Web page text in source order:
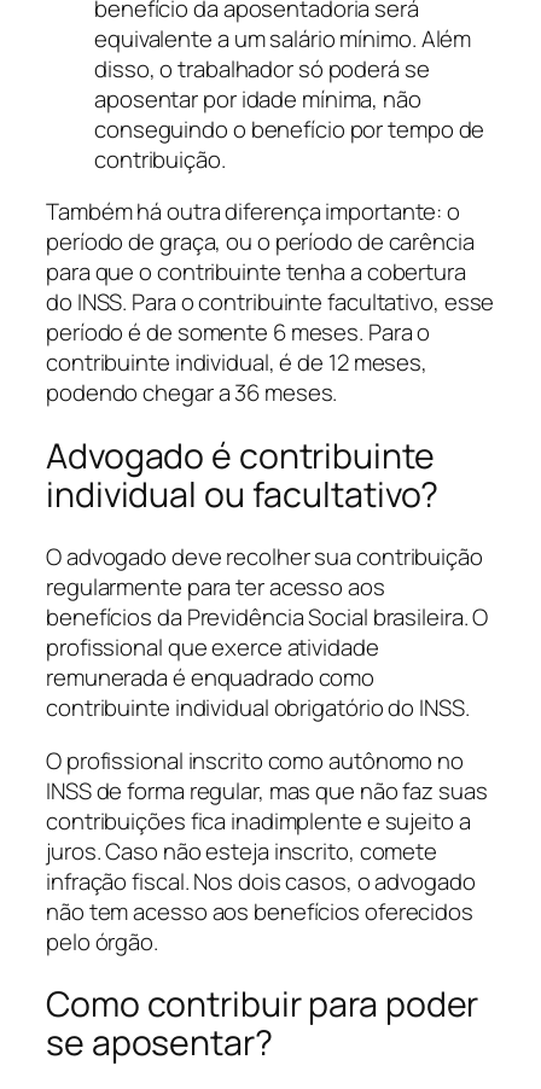
benefício da aposentadoria será
equivalente a um salário mínimo. Além
disso, o trabalhador só poderá se
aposentar por idade mínima, não
conseguindo o benefício por tempo de
contribuição.
Também há outra diferença importante: o
período de graça, ou o período de carência
para que o contribuinte tenha a cobertura
do INSS. Para o contribuinte facultativo, esse
período é de somente 6 meses. Para o
contribuinte individual, é de 12 meses,
podendo chegar a 36 meses.
Advogado é contribuinte
individual ou facultativo?
O advogado deve recolher sua contribuição
regularmente para ter acesso aos
benefícios da Previdência Social brasileira. O
profissional que exerce atividade
remunerada é enquadrado como
contribuinte individual obrigatório do INSS.
O profissional inscrito como autônomo no
INSS de forma regular, mas que não faz suas
contribuições fica inadimplente e sujeito a
juros. Caso não esteja inscrito, comete
infração fiscal. Nos dois casos, o advogado
não tem acesso aos benefícios oferecidos
pelo órgão.
Como contribuir para poder
se aposentar?